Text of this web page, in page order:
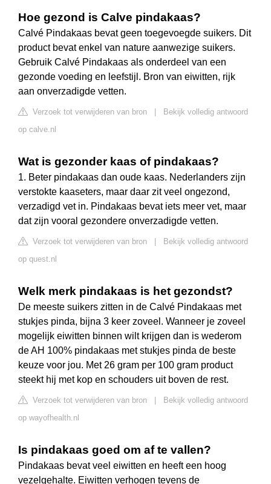
Hoe gezond is Calve pindakaas?
Calvé Pindakaas bevat geen toegevoegde suikers. Dit
product bevat enkel van nature aanwezige suikers.
Gebruik Calvé Pindakaas als onderdeel van een
gezonde voeding en leefstijl. Bron van eiwitten, rijk
aan onverzadigde vetten.
Verzoek tot verwijderen van bron
Bekijk volledig antwoord
op calve.nl
Wat is gezonder kaas of pindakaas?
1. Beter pindakaas dan oude kaas. Nederlanders zijn
verstokte kaaseters, maar daar zit veel ongezond,
verzadigd vet in. Pindakaas bevat iets meer vet, maar
dat zijn vooral gezondere onverzadigde vetten.
Verzoek tot verwijderen van bron
Bekijk volledig antwoord
op quest.nl
Welk merk pindakaas is het gezondst?
De meeste suikers zitten in de Calvé Pindakaas met
stukjes pinda, bijna 3 keer zoveel. Wanneer je zoveel
mogelijk eiwitten binnen wilt krijgen dan is wederom
de AH 100% pindakaas met stukjes pinda de beste
keuze voor jou. Met 26 gram per 100 gram product
steekt hij met kop en schouders uit boven de rest.
Verzoek tot verwijderen van bron
Bekijk volledig antwoord
op wayofhealth.nl
Is pindakaas goed om af te vallen?
Pindakaas bevat veel eiwitten en heeft een hoog
vezelgehalte. Eiwitten verhogen tevens de